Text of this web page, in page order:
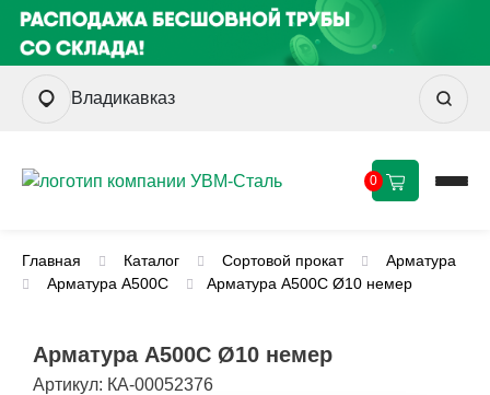
Владикавказ
0
Главная Каталог Сортовой прокат
Арматура
Арматура А500С
Арматура А500С Ø10 немер
Арматура А500С Ø10 немер
Артикул: КА-00052376